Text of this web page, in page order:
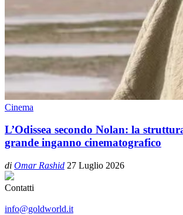
Cinema
L’Odissea secondo Nolan: la
grande inganno cinematografico
di Omar Rashid 27 Luglio 2026
Contatti
info@goldworld.it